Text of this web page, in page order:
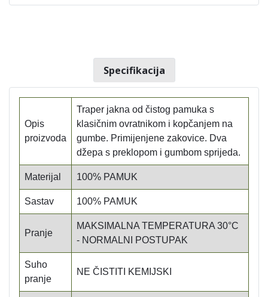
Specifikacija
Opis
proizvoda
Traper jakna od čistog pamuka s
klasičnim ovratnikom i kopčanjem na
gumbe. Primijenjene zakovice. Dva
džepa s preklopom i gumbom sprijeda.
Materijal 100% PAMUK
Sastav 100% PAMUK
Pranje
MAKSIMALNA TEMPERATURA 30°C
- NORMALNI POSTUPAK
Suho
pranje
NE ČISTITI KEMIJSKI